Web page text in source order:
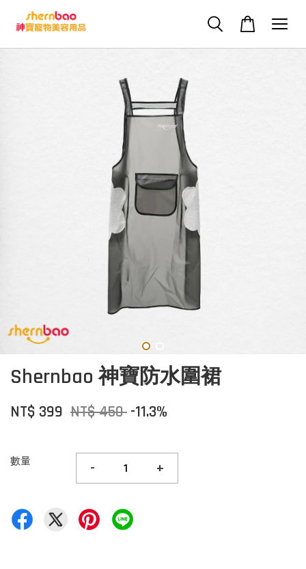
Shernbao 神寶防水圍裙
NT$ 399 NT$ 450 -11.3%
數量 - +